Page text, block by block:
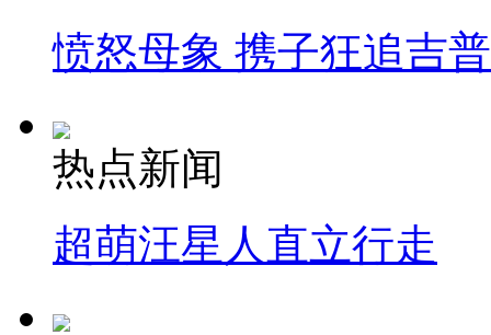
愤怒母象 携子狂追吉
热点新闻
超萌汪星人直立行走